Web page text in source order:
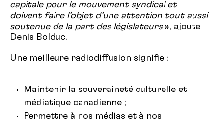
capitale pour le mouvement syndical et
doivent faire l’objet d’une attention tout aussi
soutenue de la part des législateurs», ajoute
Denis Bolduc.
Une meilleure radiodiffusion signifie :
Maintenir la souveraineté culturelle et
médiatique canadienne ;
Permettre à nos médias et à nos